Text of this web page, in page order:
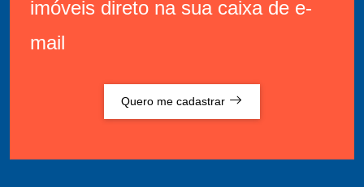
imóveis direto na sua caixa de e-
mail
Quero me cadastrar